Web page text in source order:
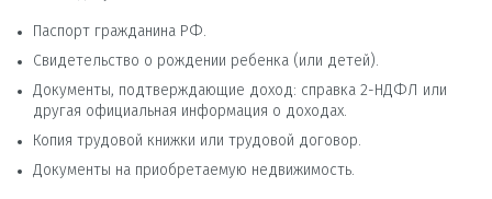
Паспорт гражданина РФ.
Свидетельство о рождении ребенка (или детей).
Документы, подтверждающие доход: справка 2-НДФЛ или
другая официальная информация о доходах.
Копия трудовой книжки или трудовой договор.
Документы на приобретаемую недвижимость.